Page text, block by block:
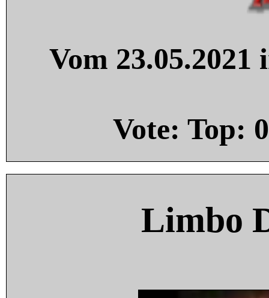
Vom
Vote: Top: 0
Limbo